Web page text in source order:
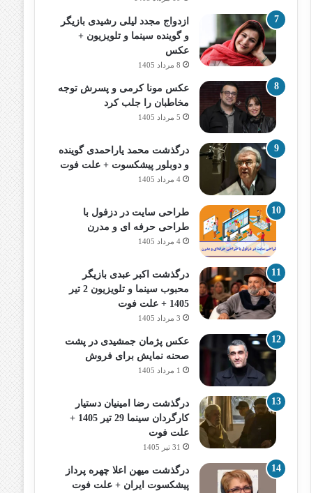
ازدواج مجدد لیلی رشیدی بازیگر
و گوینده سینما و تلویزیون +
عکس
8 مرداد 1405
عکس مونا کرمی و پسرش توجه
مخاطبان را جلب کرد
5 مرداد 1405
درگذشت محمد یاراحمدی گوینده
و دوبلور پیشکسوت + علت فوت
4 مرداد 1405
طراحی سایت در دزفول با
طراحی حرفه‌ ای و مدرن
4 مرداد 1405
درگذشت اکبر عبدی بازیگر
محبوب سینما و تلویزیون 2 تیر
1405 + علت فوت
3 مرداد 1405
عکس پژمان جمشیدی در پشت
صحنه نمایش برای فروش
1 مرداد 1405
درگذشت رضا امینیان دستیار
کارگردان سینما 29 تیر 1405 +
علت فوت
31 تیر 1405
درگذشت میهن اعلا چهره پرداز
پیشکسوت ایران + علت فوت